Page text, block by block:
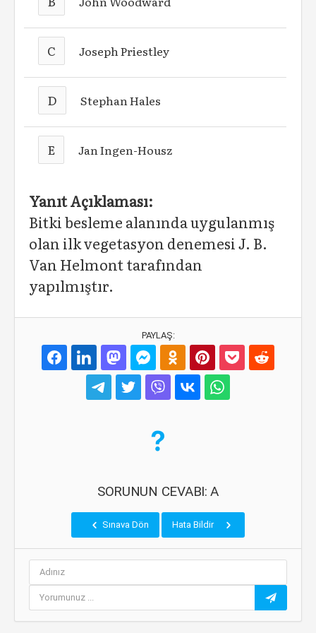
C Joseph Priestley
D Stephan Hales
E Jan Ingen-Housz
Yanıt Açıklaması:
Bitki besleme alanında uygulanmış
olan ilk vegetasyon denemesi J. B.
Van Helmont tarafından
yapılmıştır.
PAYLAŞ:
SORUNUN CEVABI: A
Sınava Dön Hata Bildir